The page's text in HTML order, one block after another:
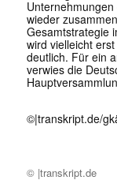
wieder
Gesamtstrategie
wird vielleicht
deutlich. Für ein
verwies die
©|transkript.de/
© |transkript.de